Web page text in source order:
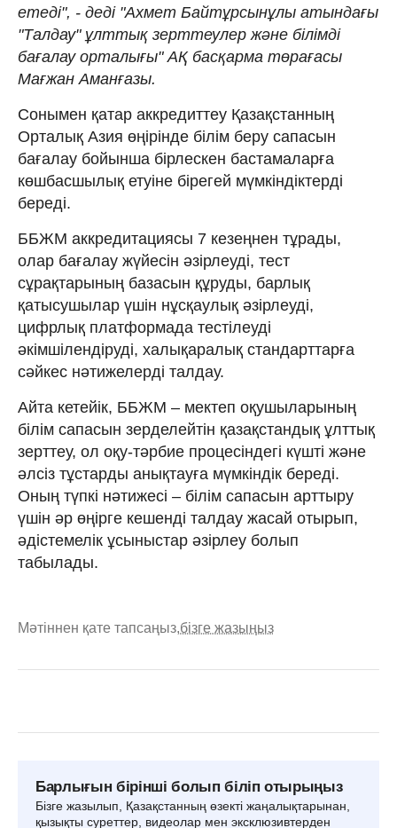
етеді", - деді "Ахмет Байтұрсынұлы атындағы
"Талдау" ұлттық зерттеулер және білімді
бағалау орталығы" АҚ басқарма төрағасы
Мағжан Аманғазы.
Сонымен қатар аккредиттеу Қазақстанның
Орталық Азия өңірінде білім беру сапасын
бағалау бойынша бірлескен бастамаларға
көшбасшылық етуіне бірегей мүмкіндіктерді
береді.
ББЖМ аккредитациясы 7 кезеңнен тұрады,
олар бағалау жүйесін әзірлеуді, тест
сұрақтарының базасын құруды, барлық
қатысушылар үшін нұсқаулық әзірлеуді,
цифрлық платформада тестілеуді
әкімшілендіруді, халықаралық стандарттарға
сәйкес нәтижелерді талдау.
Айта кетейік, ББЖМ – мектеп оқушыларының
білім сапасын зерделейтін қазақстандық ұлттық
зерттеу, ол оқу-тәрбие процесіндегі күшті және
әлсіз тұстарды анықтауға мүмкіндік береді.
Оның түпкі нәтижесі – білім сапасын арттыру
үшін әр өңірге кешенді талдау жасай отырып,
әдістемелік ұсыныстар әзірлеу болып
табылады.
Мәтіннен қате тапсаңыз,бізге жазыңыз
Барлығын бірінші болып біліп отырыңыз
Бізге жазылып, Қазақстанның өзекті жаңалықтарынан,
қызықты суреттер, видеолар мен эксклюзивтерден